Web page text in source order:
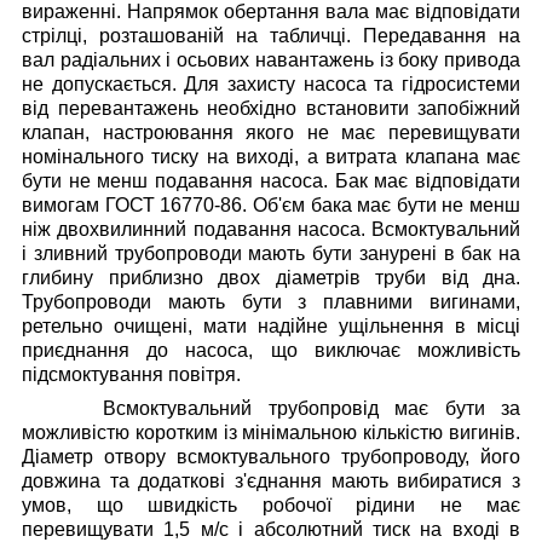
вираженні. Напрямок обертання вала має відповідати
стрілці, розташованій на табличці. Передавання на
вал радіальних і осьових навантажень із боку привода
не допускається. Для захисту насоса та гідросистеми
від перевантажень необхідно встановити запобіжний
клапан, настроювання якого не має перевищувати
номінального тиску на виході, а витрата клапана має
бути не менш подавання насоса. Бак має відповідати
вимогам ГОСТ 16770-86. Об'єм бака має бути не менш
ніж двохвилинний подавання насоса. Всмоктувальний
і зливний трубопроводи мають бути занурені в бак на
глибину приблизно двох діаметрів труби від дна.
Трубопроводи мають бути з плавними вигинами,
ретельно очищені, мати надійне ущільнення в місці
приєднання до насоса, що виключає можливість
підсмоктування повітря.
Всмоктувальний трубопровід має бути за
можливістю коротким із мінімальною кількістю вигинів.
Діаметр отвору всмоктувального трубопроводу, його
довжина та додаткові з'єднання мають вибиратися з
умов, що швидкість робочої рідини не має
перевищувати 1,5 м/с і абсолютний тиск на вході в